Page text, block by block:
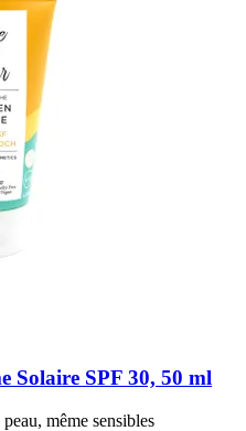
Solaire SPF 30, 50 ml
même sensibles